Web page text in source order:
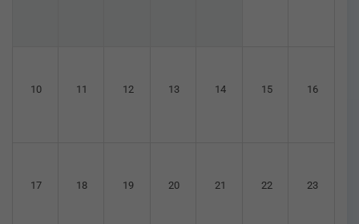
10 11 12 13 14 15 16
17 18 19 20 21 22 23